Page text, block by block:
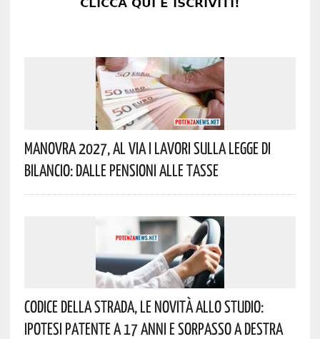
Manovra 2027, Al Via I Lavori Sulla Legge Di
Bilancio: Dalle Pensioni Alle Tasse
Codice Della Strada, Le Novità Allo Studio:
Ipotesi Patente A 17 Anni E Sorpasso A Destra